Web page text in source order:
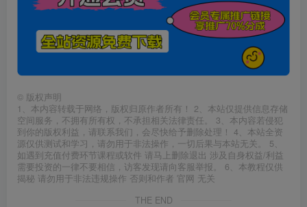
© 版权声明
1、本内容转载于网络，版权归原作者所有！ 2、本站仅提供信息存储
空间服务，不拥有所有权，不承担相关法律责任。 3、本内容若侵犯
到你的版权利益，请联系我们，会尽快给予删除处理！ 4、本站全资
源仅供测试和学习，请勿用于非法操作，一切后果与本站无关。 5、
如遇到充值付费环节课程或软件 请马上删除退出 涉及自身权益/利益
需要投资的一律不要相信，访客发现请向客服举报。 6、本教程仅供
揭秘 请勿用于非法违规操作 否则和作者 官网 无关
THE END